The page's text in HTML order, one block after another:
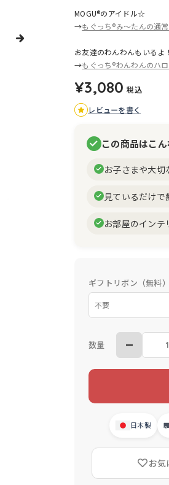
MOGU®のアイドル☆
→もぐっち®み～たんの通
お友達のわんわんもいるよ
→もぐっち®わんわんのハ
¥3,080 税込
レビューを書く
この商品はこ
お子さまや大
見ているだけ
お部屋のイン
ギフトリボン（無料
数量
日本製
お気